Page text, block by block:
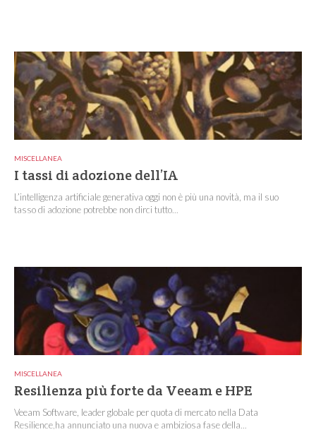
MISCELLANEA
I tassi di adozione dell’IA
L’intelligenza artificiale generativa oggi non è più una novità, ma il suo
tasso di adozione potrebbe non dirci tutto...
MISCELLANEA
Resilienza più forte da Veeam e HPE
Veeam Software, leader globale per quota di mercato nella Data
Resilience,ha annunciato una nuova e ambiziosa fase della...